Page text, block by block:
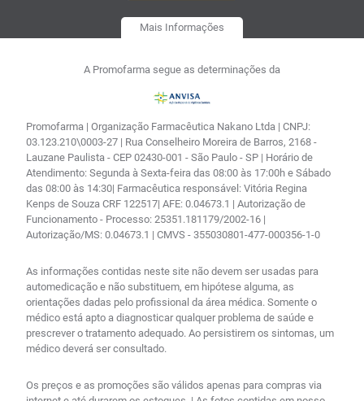
Mais Informações
A Promofarma segue as determinações da
Promofarma | Organização Farmacêutica Nakano Ltda | CNPJ:
03.123.210\0003-27 | Rua Conselheiro Moreira de Barros, 2168 -
Lauzane Paulista - CEP 02430-001 - São Paulo - SP | Horário de
Atendimento: Segunda à Sexta-feira das 08:00 às 17:00h e Sábado
das 08:00 às 14:30| Farmacêutica responsável: Vitória Regina
Kenps de Souza CRF 122517| AFE: 0.04673.1 | Autorização de
Funcionamento - Processo: 25351.181179/2002-16 |
Autorização/MS: 0.04673.1 | CMVS - 355030801-477-000356-1-0
As informações contidas neste site não devem ser usadas para
automedicação e não substituem, em hipótese alguma, as
orientações dadas pelo profissional da área médica. Somente o
médico está apto a diagnosticar qualquer problema de saúde e
prescrever o tratamento adequado. Ao persistirem os sintomas, um
médico deverá ser consultado.
Os preços e as promoções são válidos apenas para compras via